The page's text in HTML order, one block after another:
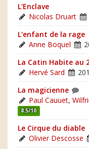
L'Enclave
Nicolas Druart
L'enfant de la rage
Anne Boquel
La Catin Habite au
Hervé Sard
La magicienne
Paul Cauuet,
8.5/10
Le Cirque du diable
Olivier Descosse